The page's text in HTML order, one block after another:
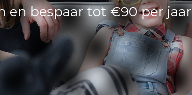
en bespaar tot €90 per jaar